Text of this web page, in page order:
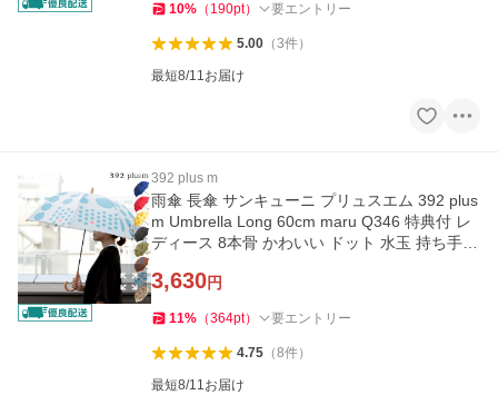
10% （ 190pt） 要エントリー
5.00（3件）
最短8/11お届け
392 plus m
雨傘 長傘 サンキューニ プリュスエム 392 plus
m Umbrella Long 60cm maru Q346 特典付 レ
ディース 8本骨 かわいい ドット 水玉 持ち手
3,630円
11% （364pt） 要エントリー
4.75（8件）
最短8/11お届け